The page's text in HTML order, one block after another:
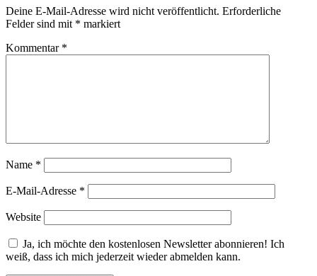
Deine E-Mail-Adresse wird nicht veröffentlicht. Erforderliche
Felder sind mit * markiert
Kommentar *
Name *
E-Mail-Adresse *
Website
Ja, ich möchte den kostenlosen Newsletter abonnieren! Ich
weiß, dass ich mich jederzeit wieder abmelden kann.